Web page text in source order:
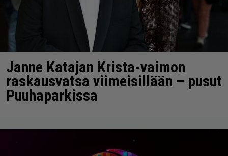
Janne Katajan Krista-vaimon
raskausvatsa viimeisillään – pusut
Puuhaparkissa